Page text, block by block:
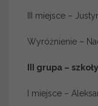
III miejsce –
Wyróżnienie –
III grupa –
I miejsce –